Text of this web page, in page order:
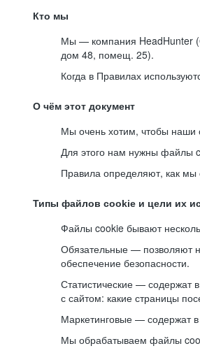
Кто мы
Мы — компания HeadHunter
дом 48, помещ. 25).
Когда в Правилах
О чём этот документ
Мы очень хотим, чтобы наши
Для этого нам нужны файлы
Правила определяют, как мы
Типы файлов cookie и цели их
Файлы cookie бывают
Обязательные — позволяют
обеспечение безопасности.
Статистические — содержат
с сайтом: какие страницы
Маркетинговые — содержат
Мы обрабатываем файлы